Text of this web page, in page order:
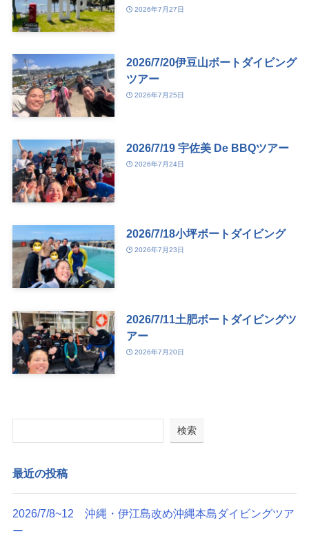
2026年7月27日
2026/7/20伊豆山ボートダイビング
ツアー
2026年7月25日
2026/7/19 宇佐美 De BBQツアー
2026年7月24日
2026/7/18小坪ボートダイビング
2026年7月23日
2026/7/11土肥ボートダイビングツ
アー
2026年7月20日
検索
最近の投稿
2026/7/8~12 沖縄・伊江島改め沖縄本島ダイビングツア
ー